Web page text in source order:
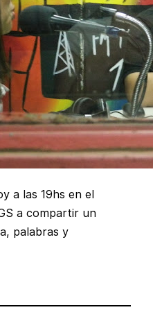
a las 19hs en el
a compartir un
palabras y